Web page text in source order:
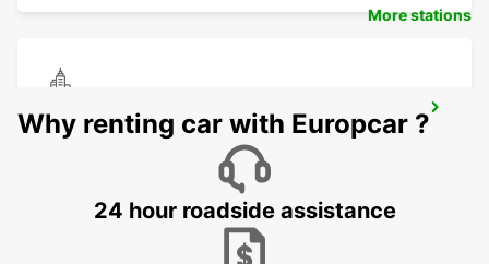
TRIER
TRIER - GERMANY
More stations
Why renting car with Europcar ?
24 hour roadside assistance